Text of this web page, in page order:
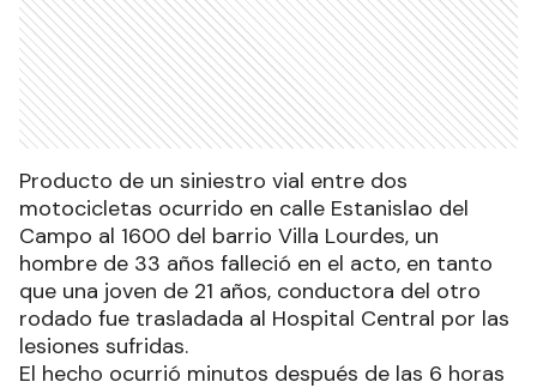
Producto de un siniestro vial entre dos
motocicletas ocurrido en calle Estanislao del
Campo al 1600 del barrio Villa Lourdes, un
hombre de 33 años falleció en el acto, en tanto
que una joven de 21 años, conductora del otro
rodado fue trasladada al Hospital Central por las
lesiones sufridas.
El hecho ocurrió minutos después de las 6 horas